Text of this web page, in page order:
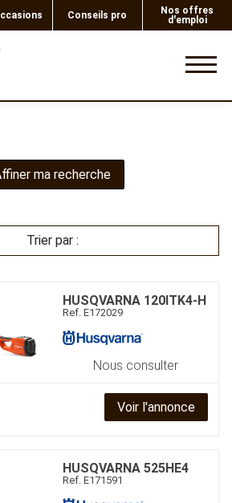
Conseils pro
Nos offres
d'emploi
Trier par :
ma recherche
HUSQVARNA 120ITK4-H
Ref. E172029
Nous consulter
Voir l'annonce
HUSQVARNA 525HE4
Ref. E171591